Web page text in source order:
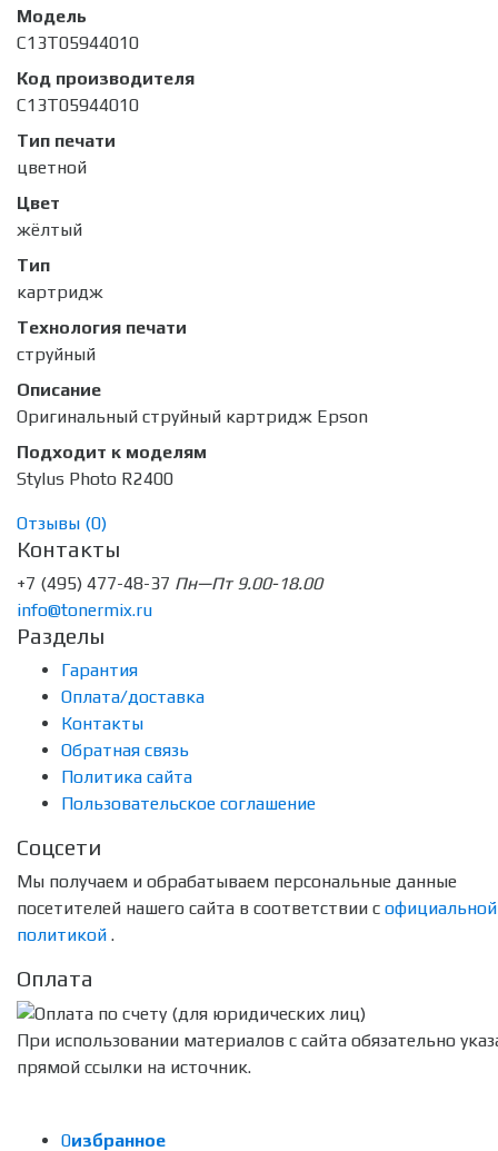
Модель
C13T05944010
Код производителя
C13T05944010
Тип печати
цветной
Цвет
жёлтый
Тип
картридж
Технология печати
струйный
Описание
Оригинальный струйный картридж Epson
Подходит к моделям
Stylus Photo R2400
Отзывы (0)
Контакты
+7 (495) 477-48-37 Пн—Пт 9.00-18.00
info@tonermix.ru
Разделы
Гарантия
Оплата/доставка
Контакты
Обратная связь
Политика сайта
Пользовательское соглашение
Соцсети
Мы получаем и обрабатываем персональные данные
посетителей нашего сайта в соответствии с официальной
политикой .
Оплата
При использовании материалов с сайта обязательно
прямой ссылки на источник.
0избранное